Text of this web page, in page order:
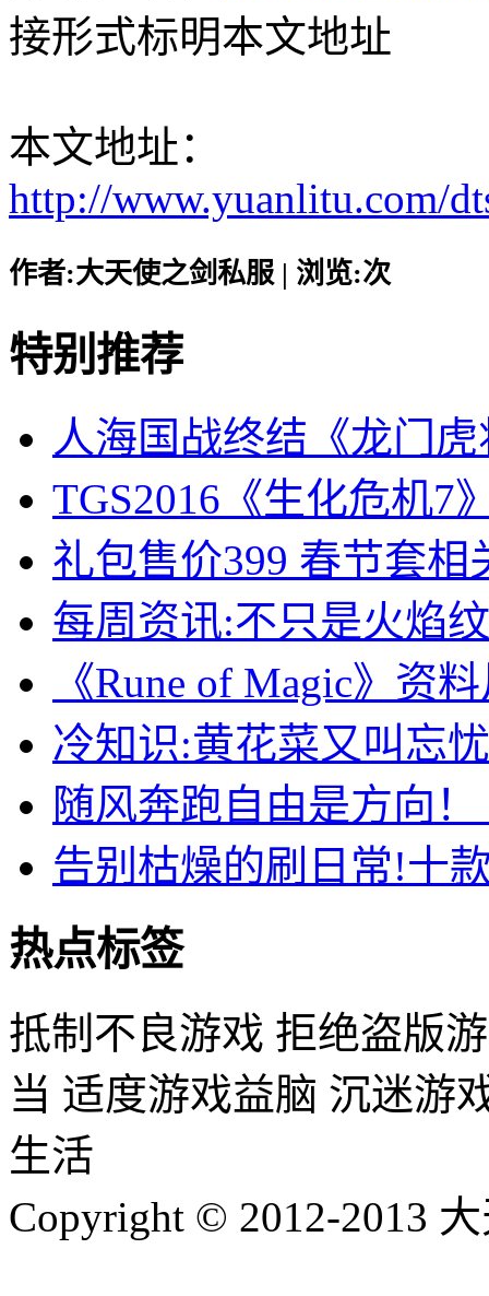
接形式标明本文地址
本文地址：
http://www.yuanlitu.com/
作者:大天使之剑私服 | 浏览:次
特别推荐
人海国战终结《龙门
TGS2016《生化危机7
礼包售价399 春节套
每周资讯:不只是火焰
《Rune of Magic》资
冷知识:黄花菜又叫忘
随风奔跑自由是方向
告别枯燥的刷日常!十
热点标签
抵制不良游戏 拒绝盗版
当 适度游戏益脑 沉迷游
生活
Copyright © 2012-2013